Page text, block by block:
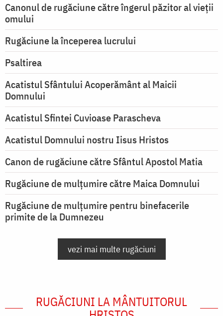
Canonul de rugăciune către îngerul păzitor al vieții
omului
Rugăciune la începerea lucrului
Psaltirea
Acatistul Sfântului Acoperământ al Maicii
Domnului
Acatistul Sfintei Cuvioase Parascheva
Acatistul Domnului nostru Iisus Hristos
Canon de rugăciune către Sfântul Apostol Matia
Rugăciune de mulţumire către Maica Domnului
Rugăciune de mulțumire pentru binefacerile
primite de la Dumnezeu
vezi mai multe rugăciuni
RUGĂCIUNI LA MÂNTUITORUL